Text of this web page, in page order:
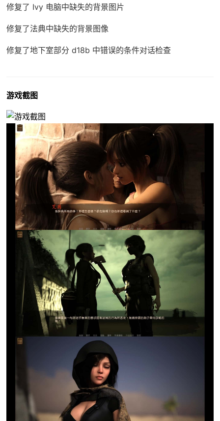
修复了 Ivy 电脑中缺失的背景图片
修复了法典中缺失的背景图像
修复了地下室部分 d18b 中错误的条件对话检查
游戏截图